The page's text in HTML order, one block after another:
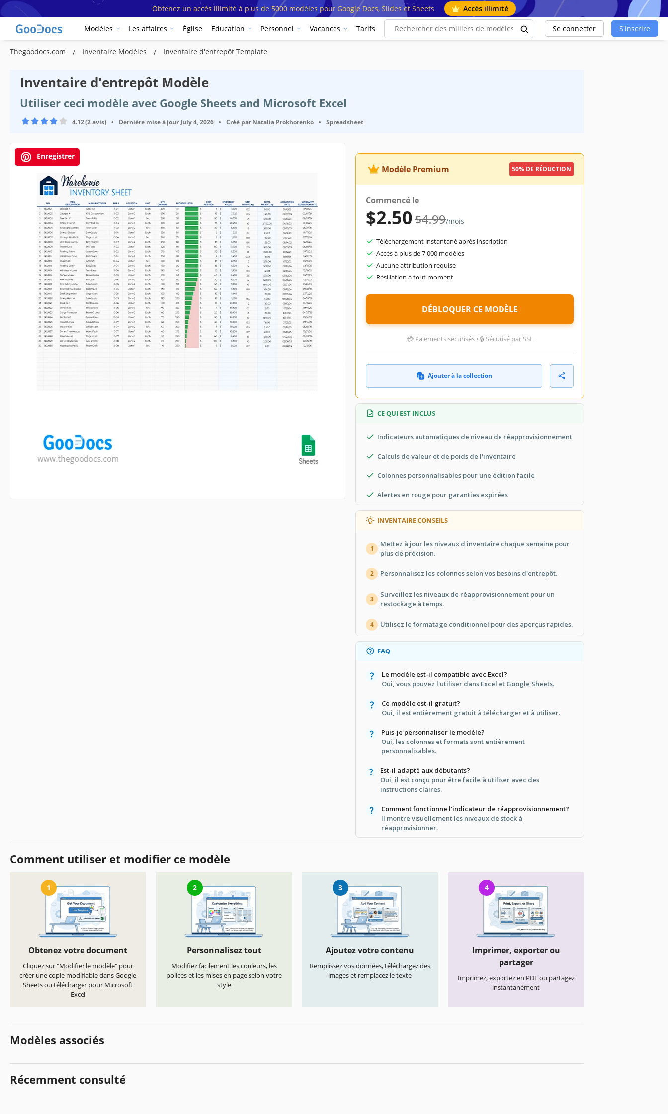
Obtenez un accès illimité à plus de 5000 modèles pour Google Docs, Slides et Sheets Accès illimité
Modèles Les affaires Église Education Personnel Vacances Tarifs Se connecter S'inscrire
Thegoodocs.com Inventaire Modèles Inventaire d'entrepôt Template
Inventaire d'entrepôt Modèle
Utiliser ceci modèle avec Google Sheets and Microsoft Excel
4.12 (2 avis) • Dernière mise à jour July 4, 2026 • Créé par Natalia Prokhorenko • Spreadsheet
Enregistrer
Spécifications du modèle
November 30, 2023
Dernière mise à jour
July 4, 2026
Communauté
Ajouté aux collections par 39 Utilisateurs
Statistiques d’utilisation
0 téléchargements ce mois-ci
Caractéristiques principales de ce modèle
Structure Feuille de calcul Inventaire Modèles
À propos de ce modèle
Prenez le contrôle de votre gestion des stocks avec notre modèle d'inventaire d'entrepôt. Conçu
Modèle Premium 50% DE RÉDUCTION
Commencé le
$2.50$4.99/mois
Téléchargement instantané après inscription
Accès à plus de 7 000 modèles
Aucune attribution requise
Résiliation à tout moment
DÉBLOQUER CE MODÈLE
💳 Paiements sécurisés • 🔒 Sécurisé par SSL
Ajouter à la collection
CE QUI EST INCLUS
Indicateurs automatiques de niveau de réapprovisionnement
Calculs de valeur et de poids de l'inventaire
Colonnes personnalisables pour une édition facile
Alertes en rouge pour garanties expirées
INVENTAIRE CONSEILS
1
Mettez à jour les niveaux d'inventaire chaque semaine pour
plus de précision.
2 Personnalisez les colonnes selon vos besoins d'entrepôt.
3
Surveillez les niveaux de réapprovisionnement pour un
restockage à temps.
4 Utilisez le formatage conditionnel pour des aperçus rapides.
FAQ
Le modèle est-il compatible avec Excel?
Oui, vous pouvez l'utiliser dans Excel et Google Sheets.
Ce modèle est-il gratuit?
Oui, il est entièrement gratuit à télécharger et à utiliser.
Puis-je personnaliser le modèle?
Oui, les colonnes et formats sont entièrement
personnalisables.
Est-il adapté aux débutants?
Oui, il est conçu pour être facile à utiliser avec des
instructions claires.
Comment fonctionne l'indicateur de réapprovisionnement?
Il montre visuellement les niveaux de stock à
réapprovisionner.
Comment utiliser et modifier ce modèle
1
Obtenez votre document
Cliquez sur "Modifier le modèle" pour
créer une copie modifiable dans Google
Sheets ou télécharger pour Microsoft
Excel
2
Personnalisez tout
Modifiez facilement les couleurs, les
polices et les mises en page selon votre
style
3
Ajoutez votre contenu
Remplissez vos données, téléchargez des
images et remplacez le texte
4
Imprimer, exporter ou
partager
Imprimez, exportez en PDF ou partagez
instantanément
Modèles associés
Récemment consulté